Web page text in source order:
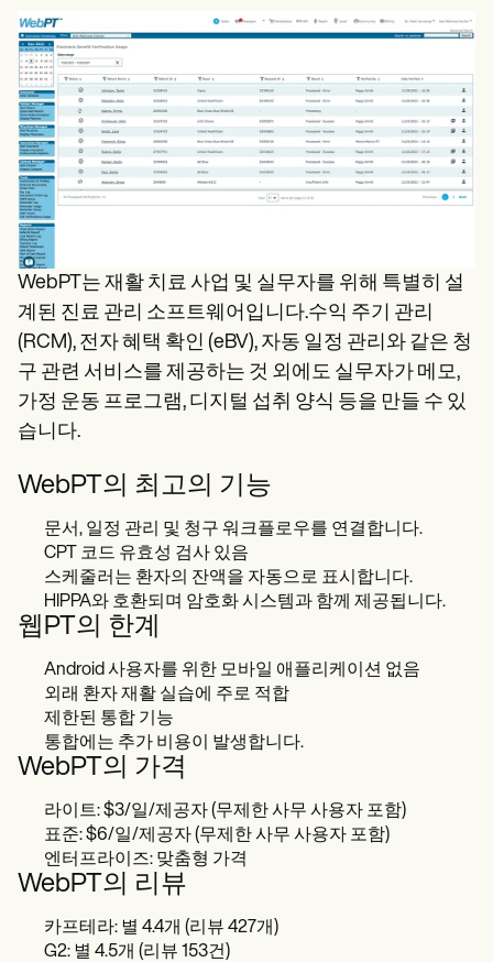
WebPT는 재활 치료 사업 및 실무자를 위해 특별히 설
계된 진료 관리 소프트웨어입니다.수익 주기 관리
(RCM), 전자 혜택 확인 (eBV), 자동 일정 관리와 같은 청
구 관련 서비스를 제공하는 것 외에도 실무자가 메모,
가정 운동 프로그램, 디지털 섭취 양식 등을 만들 수 있
습니다.
WebPT의 최고의 기능
문서, 일정 관리 및 청구 워크플로우를 연결합니다.
CPT 코드 유효성 검사 있음
스케줄러는 환자의 잔액을 자동으로 표시합니다.
HIPPA와 호환되며 암호화 시스템과 함께 제공됩니다.
웹PT의 한계
Android 사용자를 위한 모바일 애플리케이션 없음
외래 환자 재활 실습에 주로 적합
제한된 통합 기능
통합에는 추가 비용이 발생합니다.
WebPT의 가격
라이트: $3/일/제공자 (무제한 사무 사용자 포함)
표준: $6/일/제공자 (무제한 사무 사용자 포함)
엔터프라이즈: 맞춤형 가격
WebPT의 리뷰
카프테라: 별 4.4개 (리뷰 427개)
G2: 별 4.5개 (리뷰 153건)